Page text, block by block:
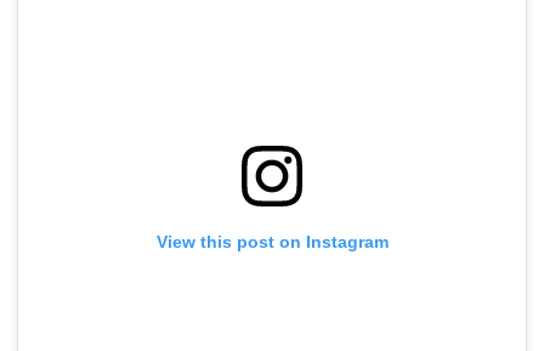
View this post on Instagram